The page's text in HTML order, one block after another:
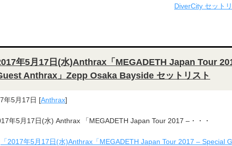
DiverCity セット
年5月17日(水)Anthrax「MEGADETH Japan Tour
Anthrax」Zepp Osaka Bayside セットリスト
年5月17日 [Anthrax]
年5月17日(水) Anthrax 「MEGADETH Japan Tour 2017 –・・・
「2017年5月17日(水)Anthrax「MEGADETH Japan Tour 2017 – Special